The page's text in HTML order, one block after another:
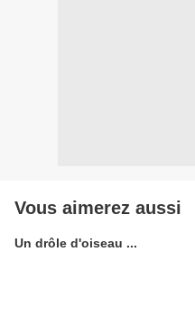
Vous aimerez aussi
Un drôle d'oiseau ...